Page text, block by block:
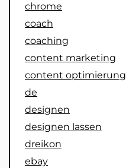
chrome
coach
coaching
content marketing
content optimierung
de
designen
designen lassen
dreikon
ebay